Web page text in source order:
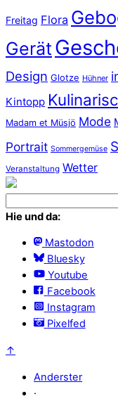
Freitag Flora
Gerät
Design Glotze Hühner
Kintopp
Madam et Müsjö Mode
Portrait Sommergemüse
Veranstaltung Wetter
Hie und da:
Mastodon
Bluesky
Youtube
Facebook
Instagram
Pixelfed
↑
Anderster
·